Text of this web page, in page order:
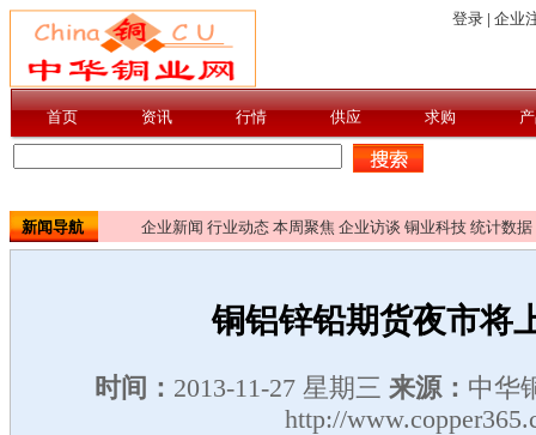
新闻导航 企业新闻 行业动态 本周聚焦 企业访谈 铜业科技 统计数据
铜铝锌铅期货夜市将
时间： 2013-11-27 星期三 来源： 中华
http://